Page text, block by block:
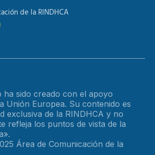
de la RINDHCA
ha sido creado con el apoyo
Unión Europea. Su contenido es
exclusiva de la RINDHCA y no
refleja los puntos de vista de la
Área de Comunicación de la